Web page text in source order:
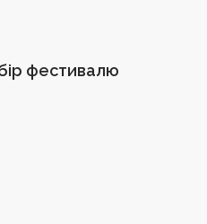
фестивалю